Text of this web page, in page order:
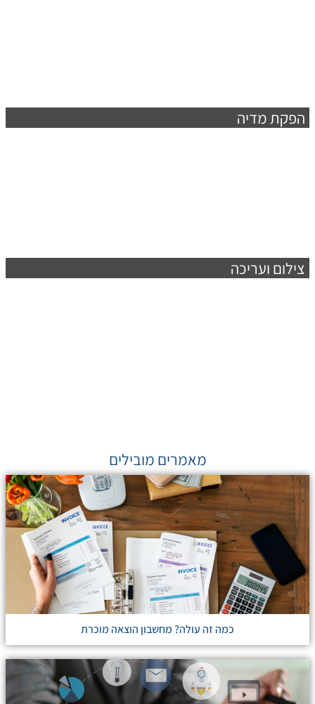
הפקת מדיה
צילום ועריכה
מאמרים מובילים
כמה זה עולה? מחשבון הוצאה מוכרת